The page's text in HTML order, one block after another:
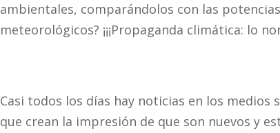
ambientales, comparándolos con las
meteorológicos? ¡¡¡Propaganda climática: lo
Casi todos los días hay noticias en los
que crean la impresión de que son nuevos y